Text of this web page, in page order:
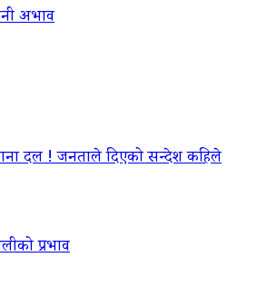
अभाव
दल ! जनताले दिएको सन्देश कहिले
प्रभाव